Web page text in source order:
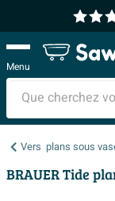
Menu
Vers plans sous